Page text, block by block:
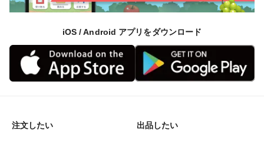
iOS / Android アプリをダウンロード
注文したい 出品したい